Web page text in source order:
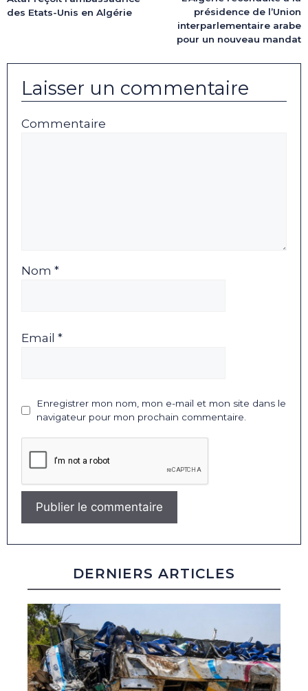
des Etats-Unis en Algérie
présidence de l’Union
interparlementaire arabe
pour un nouveau mandat
Laisser un commentaire
Commentaire
Nom *
Email *
Enregistrer mon nom, mon e-mail et mon site dans le
navigateur pour mon prochain commentaire.
DERNIERS ARTICLES